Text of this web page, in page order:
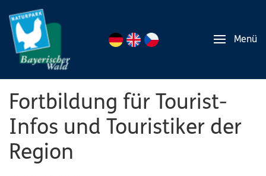
Menü
Fortbildung für Tourist-
Infos und Touristiker der
Region